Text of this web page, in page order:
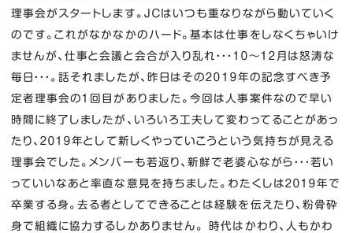
理事会がスタートします。ＪＣはいつも重なりながら動いていく
のです。これがなかなかのハード。基本は仕事をしなくちゃいけ
ませんが、仕事と会議と会合が入り乱れ・・・１０～１２月は怒涛な
毎日・・・。話それましたが、昨日はその２０１９年の記念すべき予
定者理事会の１回目がありました。今回は人事案件なので早い
時間に終了しましたが、いろいろ工夫して変わってることがあっ
たり、２０１９年として新しくやっていこうという気持ちが見える
理事会でした。メンバーも若返り、新鮮で老婆心ながら・・・若い
っていいなあと率直な意見を持ちました。わたくしは２０１９年で
卒業する身。去る者としてできることは経験を伝えたり、粉骨砕
身で組織に協力するしかありません。 時代はかわり、人もかわ